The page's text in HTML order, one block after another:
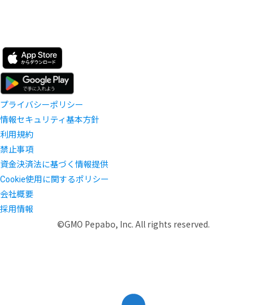
プライバシーポリシー
情報セキュリティ基本方針
利用規約
禁止事項
資金決済法に基づく情報提供
Cookie使用に関するポリシー
会社概要
採用情報
©GMO Pepabo, Inc. All rights reserved.